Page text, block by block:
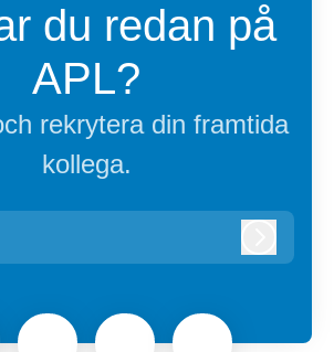
du redan på
APL?
rekrytera din framtida
kollega.